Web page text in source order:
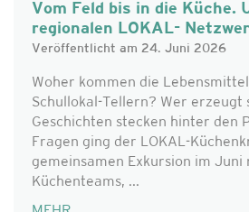
Vom Feld bis in die Küche.
regionalen LOKAL-
Veröffentlicht am 24. Juni 2026
Woher kommen die
Schullokal-Tellern? Wer erzeugt
Geschichten stecken hinter den
Fragen ging der LOKAL-
gemeinsamen Exkursion im Juni
Küchenteams, ...